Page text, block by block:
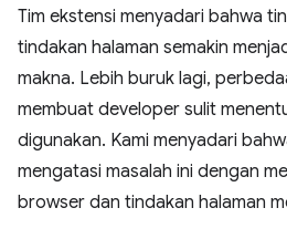
Tim ekstensi menyadari bahwa
tindakan halaman semakin
makna. Lebih buruk lagi,
membuat developer sulit
digunakan. Kami menyadari
mengatasi masalah ini dengan
browser dan tindakan halaman